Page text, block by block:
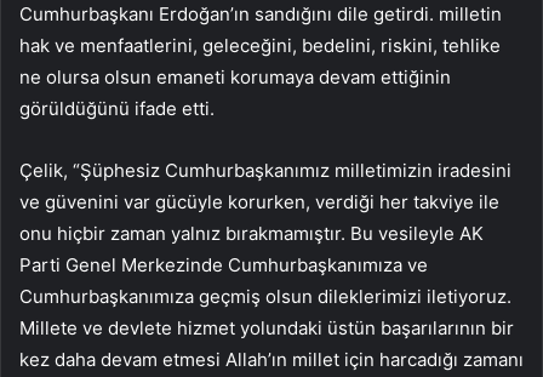
Cumhurbaşkanı Erdoğan’ın sandığını dile getirdi. milletin
hak ve menfaatlerini, geleceğini, bedelini, riskini, tehlike
ne olursa olsun emaneti korumaya devam ettiğinin
görüldüğünü ifade etti.
Çelik, “Şüphesiz Cumhurbaşkanımız milletimizin iradesini
ve güvenini var gücüyle korurken, verdiği her takviye ile
onu hiçbir zaman yalnız bırakmamıştır. Bu vesileyle AK
Parti Genel Merkezinde Cumhurbaşkanımıza ve
Cumhurbaşkanımıza geçmiş olsun dileklerimizi iletiyoruz.
Millete ve devlete hizmet yolundaki üstün başarılarının bir
kez daha devam etmesi Allah’ın millet için harcadığı zamanı